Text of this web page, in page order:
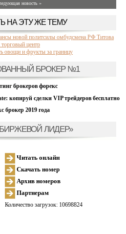
новость »
НА ЭТУ ЖЕ ТЕМУ
новой политсилы омбудсмена РФ Титова
центр
овощи и фрукты за границу
БРОКЕР №1
брокеров форекс
копируй сделки VIP трейдеров бесплатно
брокер 2019 года
ЛИДЕР»
Читать онлайн
Скачать номер
Архив номеров
Партнерам
Количество загрузок: 10698824